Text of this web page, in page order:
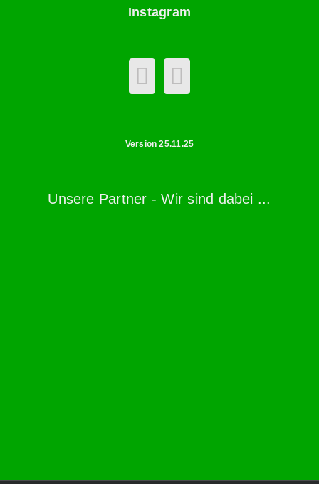
Instagram
Version 25.11.25
Unsere Partner - Wir sind dabei ...